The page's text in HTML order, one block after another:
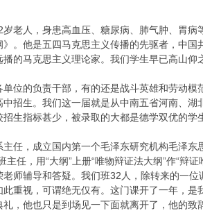
老人，身患高血压、糖尿病、肺气肿、胃
。他是五四马克思主义传播的先驱者，中
的马克思主义理论家。我们学生早已高山
位的负责干部，有的还是战斗英雄和劳动
招生。我们这一届就是从中南五省河南、
生指标甚少，被录取的大都是德学双优的
任，成立国内第一个毛泽东研究机构毛泽
任，用“大纲”上册“唯物辩证法大纲”作“辩
师辅导和答疑。我们班32人，除转来的一
重视，可谓绝无仅有。这门课开了一年，是
，他也只是到场见一下面就离开了，他的